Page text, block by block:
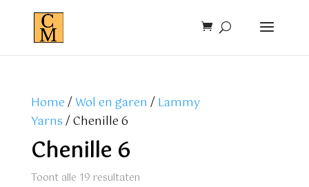
Home/Wol en garen /Lammy
Yarns/ Chenille 6
Chenille 6
Toont alle 19 resultatenGesorteerd